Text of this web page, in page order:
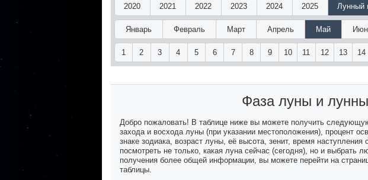
2020 2021 2022 2023 2024 2025 Лунный
Январь Февраль Март Апрель Май
1 2 3 4 5 6 7 8 9 10 11 12 13 14
Фаза луны и
Добро пожаловать! В таблице ниже вы можете получить
захода и восхода луны (при указании местоположения), процент
знаке зодиака, возраст луны, её высота, зенит, время
посмотреть не только, какая луна сейчас (сегодня), но и
получения более общей информации, вы можете перейти на
таблицы.